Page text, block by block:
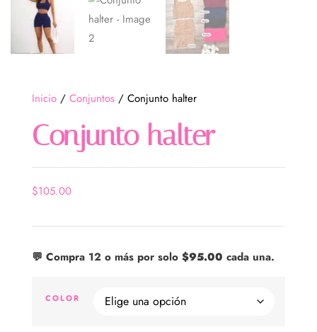
Inicio / Conjuntos / Conjunto halter
Conjunto halter
$105.00
💬 Compra 12 o más por solo $95.00 cada una.
COLOR